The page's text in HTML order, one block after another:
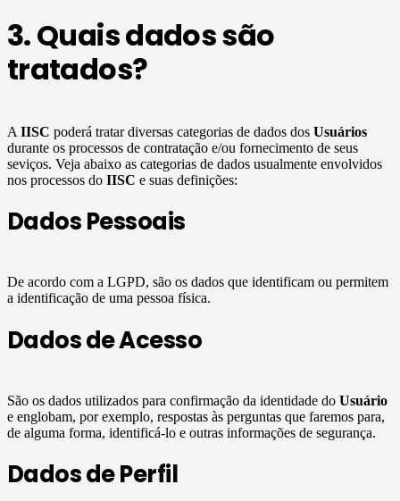
3. Quais dados são
tratados?
A IISC poderá tratar diversas categorias de dados dos Usuários
durante os processos de contratação e/ou fornecimento de seus
seviços. Veja abaixo as categorias de dados usualmente envolvidos
nos processos do IISC e suas definições:
Dados Pessoais
De acordo com a LGPD, são os dados que identificam ou permitem
a identificação de uma pessoa física.
Dados de Acesso
São os dados utilizados para confirmação da identidade do Usuário
e englobam, por exemplo, respostas às perguntas que faremos para,
de alguma forma, identificá-lo e outras informações de segurança.
Dados de Perfil